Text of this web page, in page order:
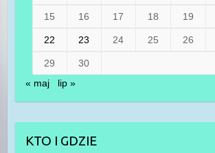
15 16 17 18 19
22 23 24 25 26
29
30
« maj
lip »
KTO I GDZIE